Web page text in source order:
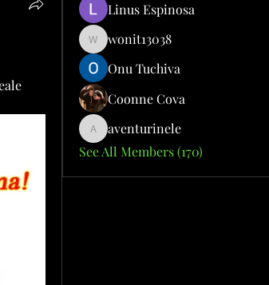
Linus Espinosa
wonit13038
wonit13038
Onu Tuchiva
Coonne Cova
aventurinele
aventurinele
See All Members (170)